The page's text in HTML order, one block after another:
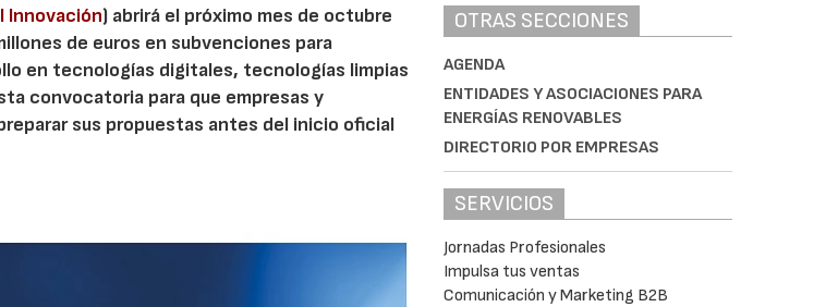
Innovación) abrirá el próximo mes de octubre
de euros en subvenciones para
en tecnologías digitales, tecnologías limpias
convocatoria para que empresas y
sus propuestas antes del inicio oficial
OTRAS SECCIONES
AGENDA
ENTIDADES Y ASOCIACIONES PARA
ENERGÍAS RENOVABLES
DIRECTORIO POR EMPRESAS
SERVICIOS
Jornadas Profesionales
Impulsa tus ventas
Comunicación y Marketing B2B